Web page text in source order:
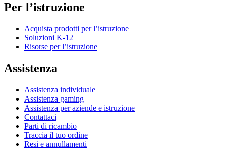
Per l’istruzione
Acquista prodotti per l’istruzione
Soluzioni K-12
Risorse per l’istruzione
Assistenza
Assistenza individuale
Assistenza gaming
Assistenza per aziende e istruzione
Contattaci
Parti di ricambio
Traccia il tuo ordine
Resi e annullamenti